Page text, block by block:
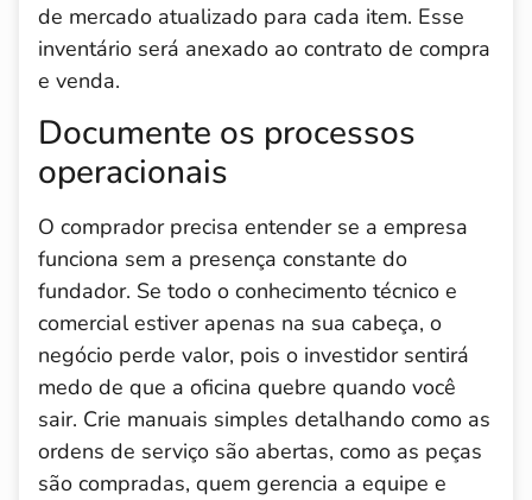
de mercado atualizado para cada item. Esse
inventário será anexado ao contrato de compra
e venda.
Documente os processos
operacionais
O comprador precisa entender se a empresa
funciona sem a presença constante do
fundador. Se todo o conhecimento técnico e
comercial estiver apenas na sua cabeça, o
negócio perde valor, pois o investidor sentirá
medo de que a oficina quebre quando você
sair. Crie manuais simples detalhando como as
ordens de serviço são abertas, como as peças
são compradas, quem gerencia a equipe e